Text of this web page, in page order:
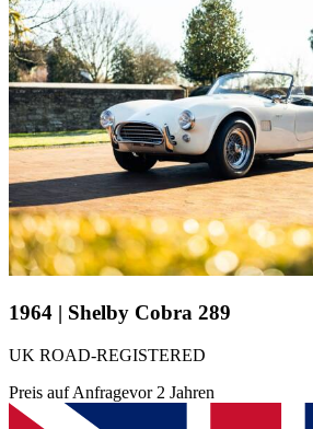
1964 | Shelby Cobra 289
UK ROAD-REGISTERED
Preis auf Anfragevor 2 Jahren